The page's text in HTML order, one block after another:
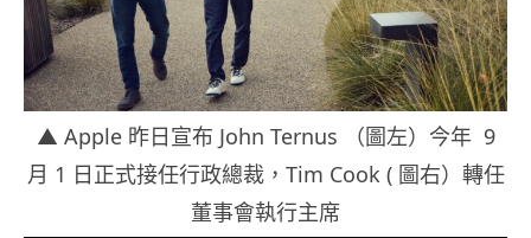
▲ Apple 昨日宣布 John Ternus （圖左）今年 9
月 1 日正式接任行政總裁，Tim Cook ( 圖右）轉任
董事會執行主席